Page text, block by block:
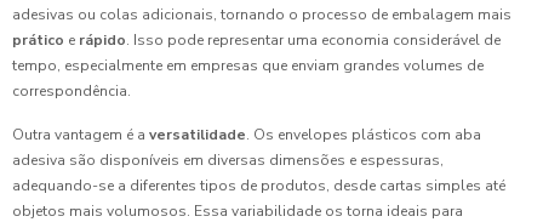
adesivas ou colas adicionais, tornando o processo de embalagem mais
prático e rápido. Isso pode representar uma economia considerável de
tempo, especialmente em empresas que enviam grandes volumes de
correspondência.
Outra vantagem é a versatilidade. Os envelopes plásticos com aba
adesiva são disponíveis em diversas dimensões e espessuras,
adequando-se a diferentes tipos de produtos, desde cartas simples até
objetos mais volumosos. Essa variabilidade os torna ideais para